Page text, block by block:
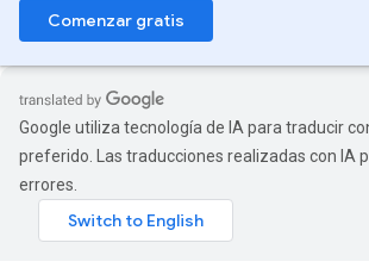
Comenzar gratis
Google utiliza tecnología de IA para traducir
preferido. Las traducciones realizadas con IA
errores.